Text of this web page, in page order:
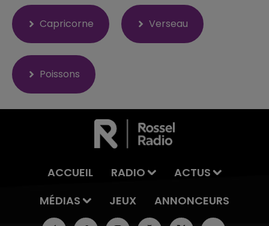
Capricorne Verseau
Poissons
ACCUEIL RADIO
ACTUS
MÉDIAS
JEUX ANNONCEURS